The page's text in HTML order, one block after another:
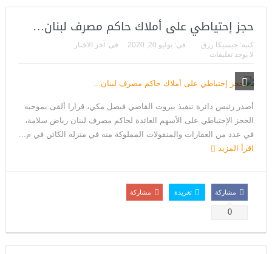
حجز إحتياطي على أملاك حاكم مصرف لبنان…
كتبه: جيسيكا رزق فى: يوليو 20, 2020 فى: آخر الاخبار
لا يوجد تعليقات
أصدر رئيس دائرة تنفيذ بيروت القاضي فيصل مكي، قرارا ألقى بموحبه
الحجز الإحتياطي على الأسهم العائدة لحاكم مصرف لبنان رياض سلامة،
في عدد من العقارات والمنقولات المملوكة منه في منزله الكائن في م...
اقرأ المزيد
مشاركة
0
تغريدة مشاركة